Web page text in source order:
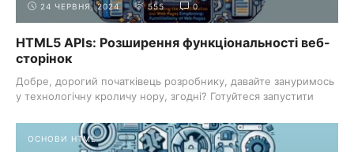
24 ЧЕРВНЯ, 2024 555 0
HTML5 APIs: Розширення функціональності веб-
сторінок
Добре, дорогий початківець розробнику, давайте зануримось
у технологічну кроличу нору, згодні? Готуйтеся запустити
ОСНОВИ HTML